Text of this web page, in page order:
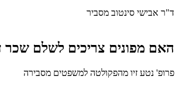
ד"ר אבישי סינטוב מסביר
האם מפונים צריכים לשלם שכר
פרופ' נטע זיו מהפקולטה למשפטים מסבירה